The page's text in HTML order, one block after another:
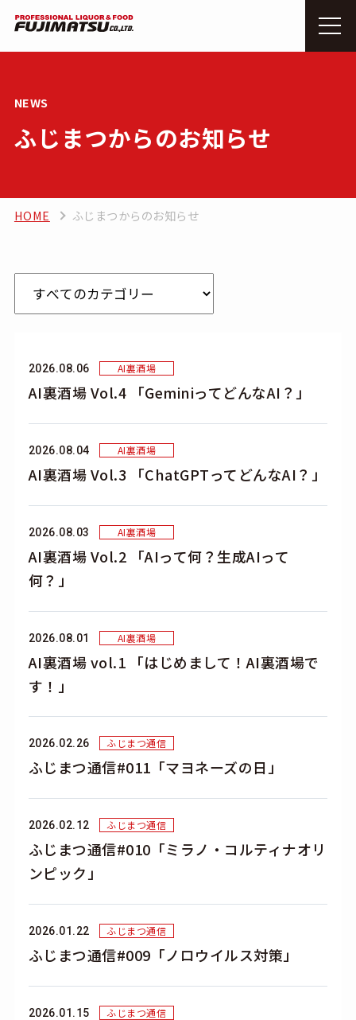
NEWS
ふじまつからのお知らせ
HOME ふじまつからのお知らせ
2026.08.06 AI裏酒場
AI裏酒場 Vol.4 「GeminiってどんなAI？」
2026.08.04 AI裏酒場
AI裏酒場 Vol.3 「ChatGPTってどんなAI？」
2026.08.03 AI裏酒場
AI裏酒場 Vol.2 「AIって何？生成AIって
何？」
2026.08.01 AI裏酒場
AI裏酒場 vol.1 「はじめまして！AI裏酒場で
す！」
2026.02.26 ふじまつ通信
ふじまつ通信#011「マヨネーズの日」
2026.02.12 ふじまつ通信
ふじまつ通信#010「ミラノ・コルティナオリ
ンピック」
2026.01.22 ふじまつ通信
ふじまつ通信#009「ノロウイルス対策」
2026.01.15 ふじまつ通信